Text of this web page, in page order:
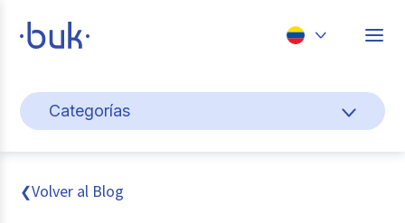
Perú
Categorías
Cultura y bienestar laboral
Gestión de personas
❮Volver al Blog